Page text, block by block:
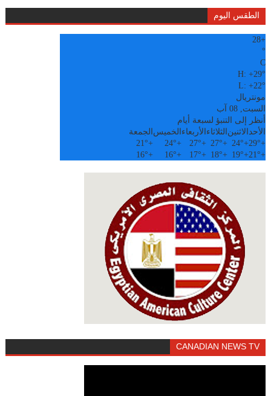
الطقس اليوم
+
28
°
C
H:+29°
L:+22°
مونتريال
السبت, 08 آب
أنظر إلى التنبؤ لسبعة أيام
الأحدالاثنين الثلاثاء الأربعاء الخميس الجمعة
+
29°
+
24°
+
27°
+
27°
+
24°
+
21°
+
21°
+
19°
+
18°
+
17°
+
16°
+
16°
CANADIAN NEWS TV